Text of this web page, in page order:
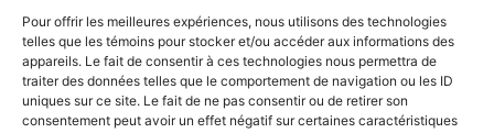
Pour offrir les meilleures expériences, nous utilisons des technologies
telles que les témoins pour stocker et/ou accéder aux informations des
appareils. Le fait de consentir à ces technologies nous permettra de
traiter des données telles que le comportement de navigation ou les ID
uniques sur ce site. Le fait de ne pas consentir ou de retirer son
consentement peut avoir un effet négatif sur certaines caractéristiques
Nous Suivre